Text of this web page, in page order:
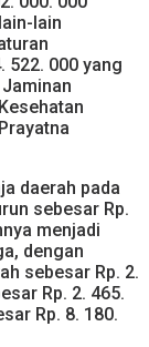
lain
522. 000 yang
daerah pada
sebesar Rp.
menjadi
dengan
sebesar Rp. 2.
Rp. 2. 465.
Rp. 8. 180.